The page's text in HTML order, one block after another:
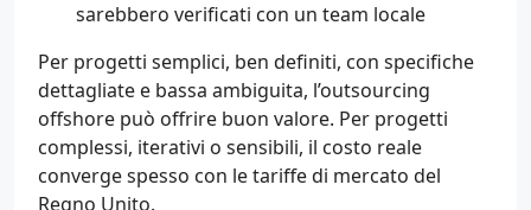
sarebbero verificati con un team locale
Per progetti semplici, ben definiti, con specifiche
dettagliate e bassa ambiguita, l’outsourcing
offshore può offrire buon valore. Per progetti
complessi, iterativi o sensibili, il costo reale
converge spesso con le tariffe di mercato del
Regno Unito.